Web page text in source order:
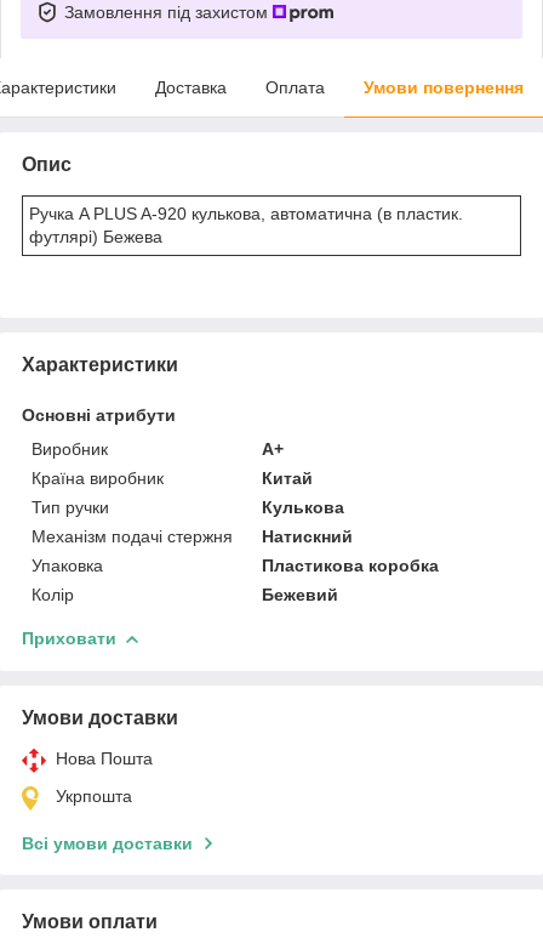
Замовлення під захистом
Доставка Оплата Умови повернення
Опис
Ручка A PLUS A-920 кулькова, автоматична (в пластик.
футлярі) Бежева
Характеристики
Основні атрибути
Виробник
A+
Країна виробник
Китай
Тип ручки
Кулькова
Механізм подачі стержня
Натискний
Упаковка
Пластикова коробка
Колір
Бежевий
Приховати
Умови доставки
Нова Пошта
Укрпошта
Всі умови доставки
Умови оплати